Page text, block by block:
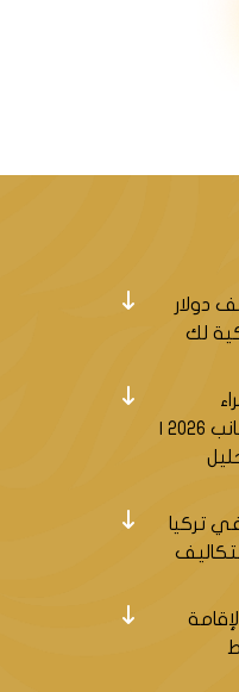
عقارًا بقيمة 400 ألف دولار
لك
العقارات في تركيا من الأجانب 2026 |
تركيا